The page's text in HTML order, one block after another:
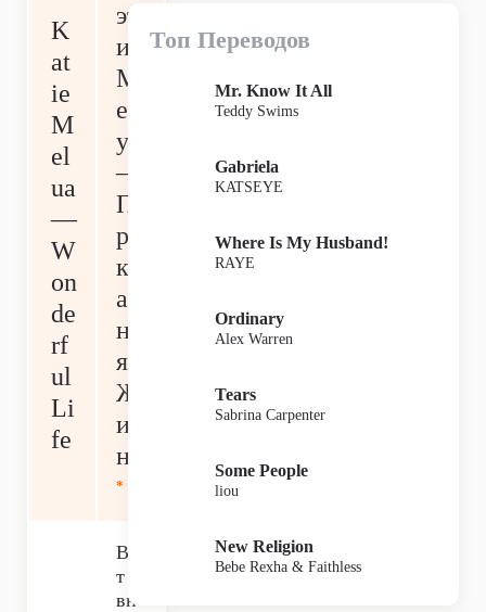
K
at
ie
M
el
ua
—
W
on
de
rf
ul
Li
fe
эт
и
М
ел
уа
—
П
ре
кр
ас
на
я
Ж
из
нь
*
Во
т я
вн
Топ Переводов
Mr. Know It All
Teddy Swims
Gabriela
KATSEYE
Where Is My Husband!
RAYE
Ordinary
Alex Warren
Tears
Sabrina Carpenter
Some People
liou
New Religion
Bebe Rexha & Faithless